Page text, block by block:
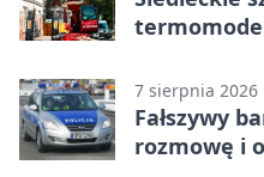
7 sierpnia 2026
Fałszywy
rozmowę i